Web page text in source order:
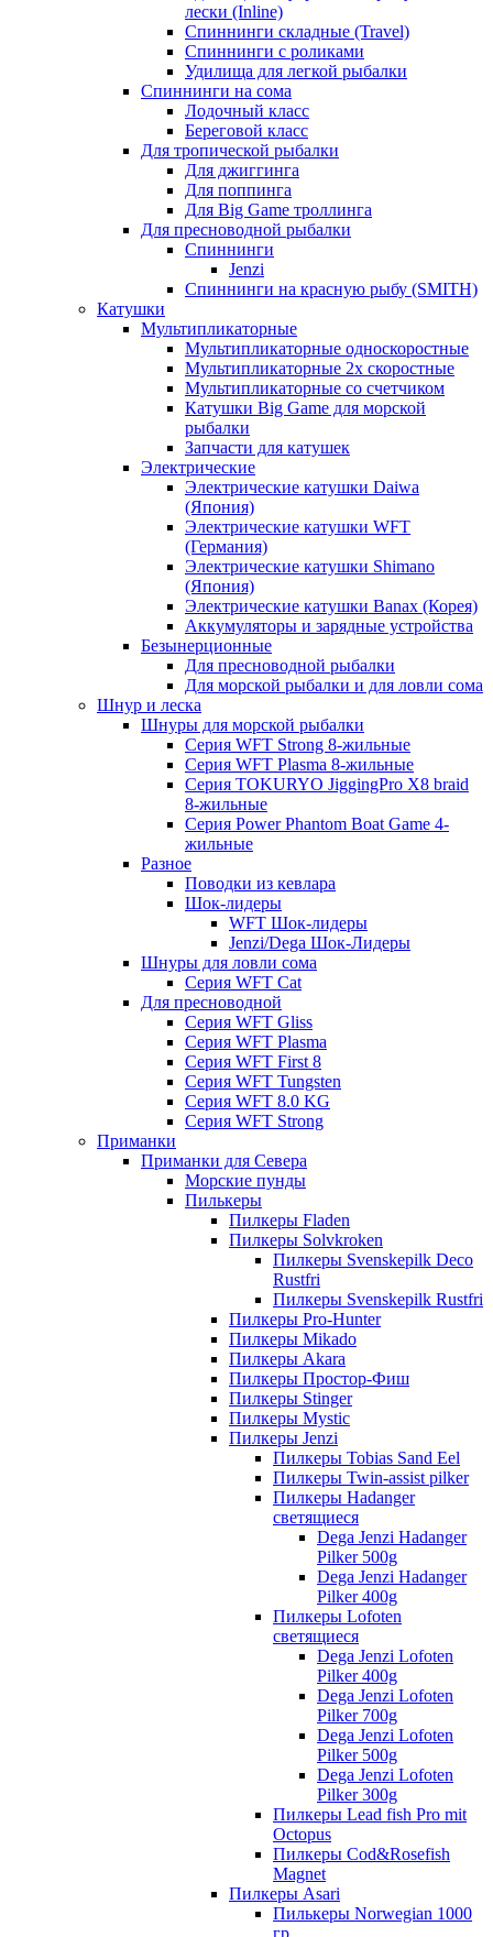
лески (Inline)
Спиннинги складные (Travel)
Спиннинги с роликами
Удилища для легкой рыбалки
Спиннинги на сома
Лодочный класс
Береговой класс
Для тропической рыбалки
Для джиггинга
Для поппинга
Для Big Game троллинга
Для пресноводной рыбалки
Спиннинги
Jenzi
Спиннинги на красную рыбу (SMITH)
Катушки
Мультипликаторные
Мультипликаторные односкоростные
Мультипликаторные 2х скоростные
Мультипликаторные со счетчиком
Катушки Big Game для морской
рыбалки
Запчасти для катушек
Электрические
Электрические катушки Daiwa
(Япония)
Электрические катушки WFT
(Германия)
Электрические катушки Shimano
(Япония)
Электрические катушки Banax (Корея)
Аккумуляторы и зарядные устройства
Безынерционные
Для пресноводной рыбалки
Для морской рыбалки и для ловли сома
Шнур и леска
Шнуры для морской рыбалки
Серия WFT Strong 8-жильные
Серия WFT Plasma 8-жильные
Серия TOKURYO JiggingPro X8 braid
8-жильные
Серия Power Phantom Boat Game 4-
жильные
Разное
Поводки из кевлара
Шок-лидеры
WFT Шок-лидеры
Jenzi/Dega Шок-Лидеры
Шнуры для ловли сома
Серия WFT Cat
Для пресноводной
Серия WFT Gliss
Серия WFT Plasma
Серия WFT First 8
Серия WFT Tungsten
Серия WFT 8.0 KG
Серия WFT Strong
Приманки
Приманки для Севера
Морские пунды
Пилькеры
Пилкеры Fladen
Пилкеры Solvkroken
Пилкеры Svenskepilk Deco
Rustfri
Пилкеры Svenskepilk Rustfri
Пилкеры Pro-Hunter
Пилкеры Mikado
Пилкеры Akara
Пилкеры Простор-Фиш
Пилкеры Stinger
Пилкеры Mystic
Пилкеры Jenzi
Пилкеры Tobias Sand Eel
Пилкеры Twin-assist pilker
Пилкеры Hadanger
светящиеся
Dega Jenzi Hadanger
Pilker 500g
Dega Jenzi Hadanger
Pilker 400g
Пилкеры Lofoten
светящиеся
Dega Jenzi Lofoten
Pilker 400g
Dega Jenzi Lofoten
Pilker 700g
Dega Jenzi Lofoten
Pilker 500g
Dega Jenzi Lofoten
Pilker 300g
Пилкеры Lead fish Pro mit
Octopus
Пилкеры Cod&Rosefish
Magnet
Пилкеры Asari
Пилькеры Norwegian 1000
гр.